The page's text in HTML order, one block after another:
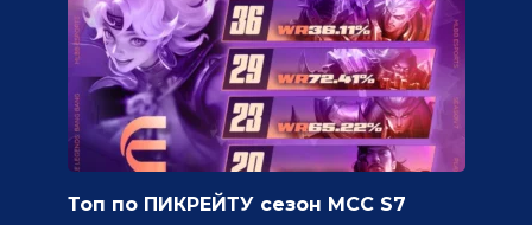
Топ по ПИКРЕЙТУ сезон MCC S7